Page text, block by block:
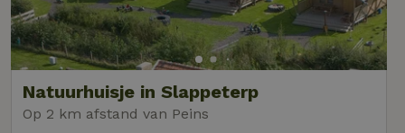
Natuurhuisje in Slappeterp
Op 2 km afstand van Peins